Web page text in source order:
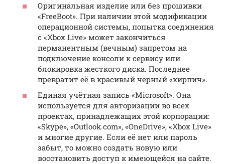
Оригинальная изделие или без прошивки
«FreeBoot». При наличии этой модификации
операционной системы, попытка соединения
с «Xbox Live» может закончиться
перманентным (вечным) запретом на
подключение консоли к сервису или
блокировка жесткого диска. Последнее
превратит её в красивый черный «кирпич».
Единая учётная запись «Microsoft». Она
используется для авторизации во всех
проектах, принадлежащих этой корпорации:
«Skype», «Outlook.com», «OneDrive», «Xbox Live»
и многие другие. Если её нет или пароль
забыт, то можно создать новую или
восстановить доступ к имеющейся на сайте.